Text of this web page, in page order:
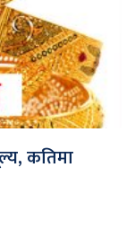
कतिमा